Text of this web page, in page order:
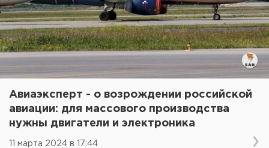
Авиаэксперт - о возрождении российской
авиации: для массового производства
нужны двигатели и электроника
11 марта 2024 в 17:44